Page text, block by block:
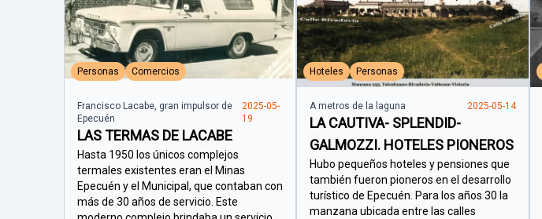
Personas Comercios
Francisco Lacabe, gran impulsor de
Epecuén
2025-05-
19
LAS TERMAS DE LACABE
Hasta 1950 los únicos complejos
termales existentes eran el Minas
Epecuén y el Municipal, que contaban con
más de 30 años de servicio. Este
Hoteles Personas
A metros de la laguna 2025-05-14
LA CAUTIVA- SPLENDID-
GALMOZZI. HOTELES PIONEROS
Hubo pequeños hoteles y pensiones que
también fueron pioneros en el desarrollo
turístico de Epecuén. Para los años 30 la
manzana ubicada entre las calles